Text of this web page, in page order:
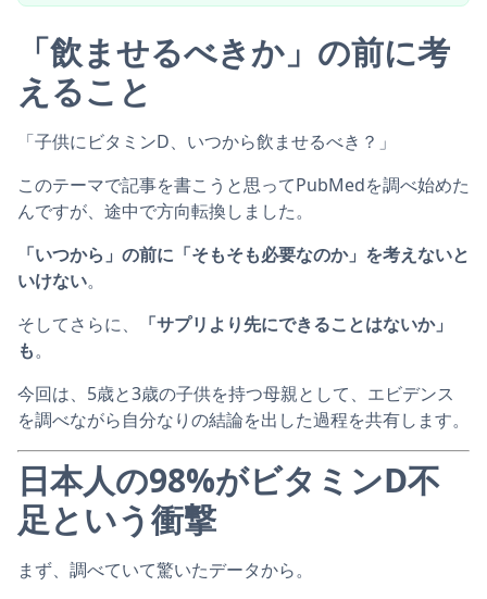
「飲ませるべきか」の前に考
えること
「子供にビタミンD、いつから飲ませるべき？」
このテーマで記事を書こうと思ってPubMedを調べ始めた
んですが、途中で方向転換しました。
「いつから」の前に「そもそも必要なのか」を考えないと
いけない。
そしてさらに、
「サプリより先にできることはないか」
も。
今回は、5歳と3歳の子供を持つ母親として、エビデンス
を調べながら自分なりの結論を出した過程を共有します。
日本人の98%がビタミンD不
足という衝撃
まず、調べていて驚いたデータから。